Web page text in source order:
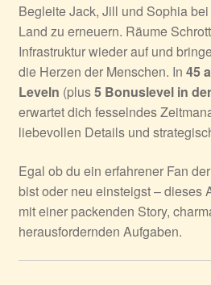
Begleite Jack, Jill und Sophia
Land zu erneuern. Räume
Infrastruktur wieder auf und
die Herzen der Menschen. In 45
Leveln (plus5 Bonuslevel in
erwartet dich fesselndes
liebevollen Details und
Egal ob du ein erfahrener Fan
bist oder neu einsteigst – dieses
mit einer packenden Story,
herausfordernden Aufgaben.